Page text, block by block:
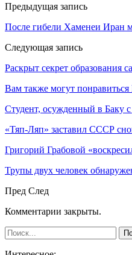
Предыдущая запись
После гибели Хаменеи Иран
Следующая запись
Раскрыт секрет образования
Вам также могут понравиться
Студент, осужденный в Баку
«Тяп-Ляп» заставил СССР
Григорий Грабовой
Трупы двух человек
Пред След
Комментарии закрыты.